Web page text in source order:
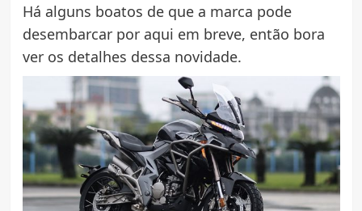
Há alguns boatos de que a marca pode
desembarcar por aqui em breve, então bora
ver os detalhes dessa novidade.